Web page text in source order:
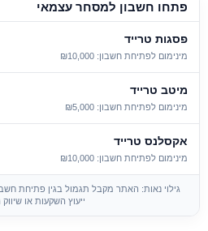
פתחו חשבון למסחר עצמאי
פסגות טרייד
מינימום לפתיחת חשבון: ₪10,000
מיטב טרייד
מינימום לפתיחת חשבון: ₪5,000
אקסלנס טרייד
מינימום לפתיחת חשבון: ₪10,000
גילוי נאות: האתר מקבל תגמול בגין פתיחת
ייעוץ השקעות או